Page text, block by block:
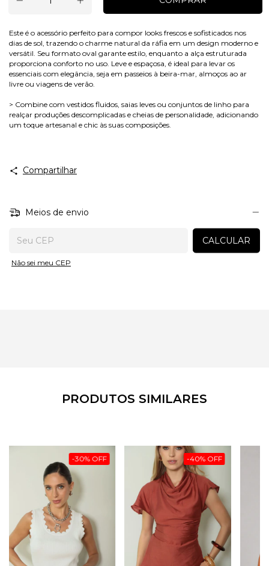
Este é o acessório perfeito para compor looks frescos e sofisticados nos
dias de sol, trazendo o charme natural da ráfia em um design moderno e
versátil. Seu formato oval garante estilo, enquanto a alça estruturada
proporciona conforto no uso. Leve e espaçosa, é ideal para levar os
essenciais com elegância, seja em passeios à beira-mar, almoços ao ar
livre ou viagens de verão.
> Combine com vestidos fluidos, saias leves ou conjuntos de linho para
realçar produções descomplicadas e cheias de personalidade, adicionando
um toque artesanal e chic às suas composições.
Compartilhar
Meios de envio
CALCULAR
Não sei meu CEP
PRODUTOS SIMILARES
-30% OFF -40% OFF